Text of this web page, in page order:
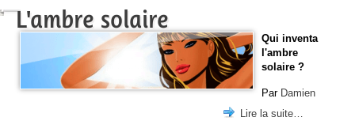
L'ambre solaire
Qui inventa
l'ambre
solaire ?
Par Damien
Lire la suite…